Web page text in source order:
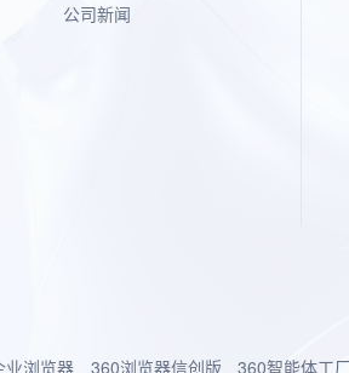
公司新闻
业浏览器 360浏览器信创版 360智能体工